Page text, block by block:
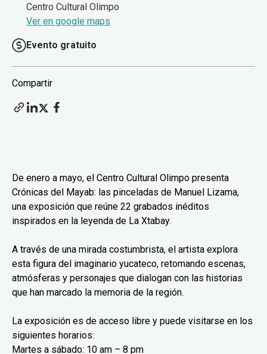
Centro Cultural Olimpo
Ver en google maps
Evento gratuito
Compartir
De enero a mayo, el Centro Cultural Olimpo presenta
Crónicas del Mayab: las pinceladas de Manuel Lizama,
una exposición que reúne 22 grabados inéditos
inspirados en la leyenda de La Xtabay.
A través de una mirada costumbrista, el artista explora
esta figura del imaginario yucateco, retomando escenas,
atmósferas y personajes que dialogan con las historias
que han marcado la memoria de la región.
La exposición es de acceso libre y puede visitarse en los
siguientes horarios:
Martes a sábado: 10 am – 8 pm